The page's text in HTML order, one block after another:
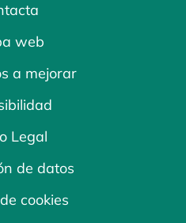
web
a mejorar
Legal
de datos
cookies